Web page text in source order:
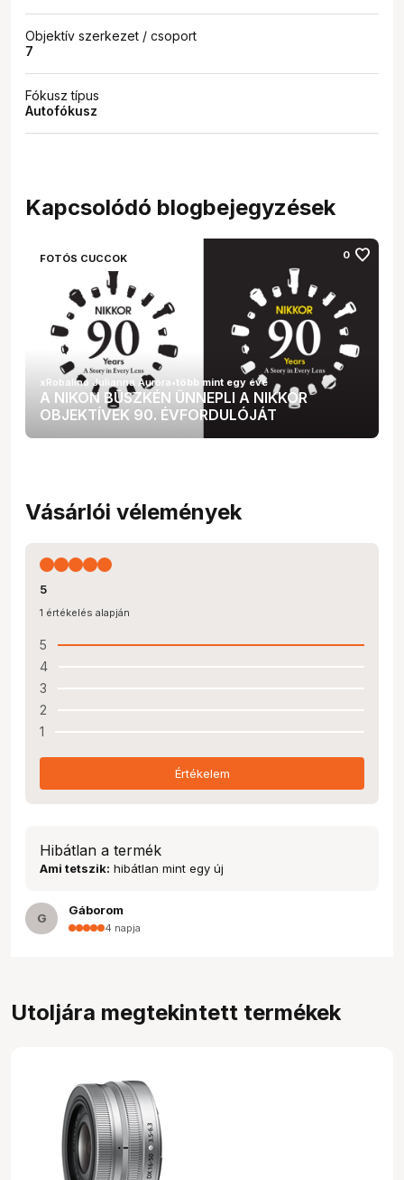
Objektív szerkezet / csoport
7
Fókusz típus
Autofókusz
Kapcsolódó blogbejegyzések
FOTÓS CUCCOK 0 favorite
A NIKON BÜSZKÉN ÜNNEPLI A NIKKOR
OBJEKTÍVEK 90. ÉVFORDULÓJÁT
xRobalino Julianna Auróra•több mint egy éve
Vásárlói vélemények
5
1 értékelés alapján
5
4
3
2
1
Értékelem
Hibátlan a termék
Ami tetszik: hibátlan mint egy új
G
Gáborom
4 napja
Utoljára megtekintett termékek